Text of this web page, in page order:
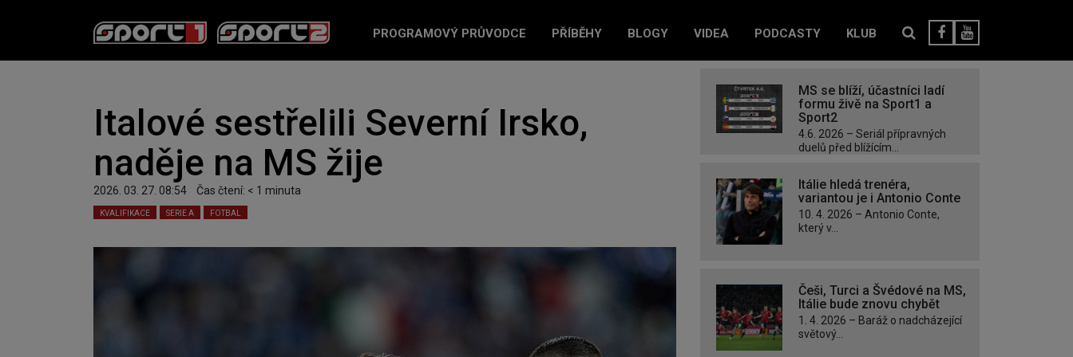
PROGRAMOVÝ PRŮVODCE PŘÍBĚHY BLOGY VIDEA PODCASTY KLUB
Italové sestřelili Severní Irsko,
naděje na MS žije
2026. 03. 27. 08:54 Čas čtení: < 1 minuta
KVALIFIKACE SERIE A FOTBAL
MS se blíží, účastníci ladí
formu živě na Sport1 a
Sport2
4.6. 2026 – Seriál přípravných
duelů před blížícím...
Itálie hledá trenéra,
variantou je i Antonio Conte
10. 4. 2026 – Antonio Conte,
který v...
Češi, Turci a Švédové na MS,
Itálie bude znovu chybět
1. 4. 2026 – Baráž o nadcházející
světový...